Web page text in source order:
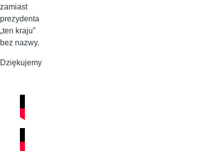
zamiast
prezydenta
„ten kraju”
bez nazwy.
Dziękujemy